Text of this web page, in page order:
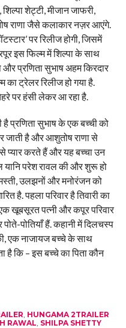
शेट्टी, मीजान जाफरी,
राणा जैसे कलाकार नज़र आएंगे.
पर रिलीज होगी, जिसमें
इस फिल्म में शिल्पा के साथ
और प्रणिता सुभाष अहम किरदार
ट्रेलर रिलीज हो गया है.
पर हंसी लेकर आ रहा है.
प्रणिता सुभाष के एक बच्ची को
है और आशुतोष राणा से
प्यार करते हैं और यह बच्चा उन
यानि परेश रावल की और शुरू हो
उलझनों और मनोरंजन को
है. पहला परिवार है तिवारी का
खूबसूरत पत्नी और कपूर परिवार
पोतियाँ हैं. कहानी में दिलचस्प
एक नाजायज बच्चे के साथ
कि – इस बच्चे का पिता कौन
HUNGAMA 2TRAILER
RAWAL SHILPA SHETTY